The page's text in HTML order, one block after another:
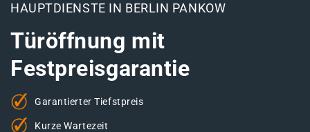
HAUPTDIENSTE IN BERLIN PANKOW
Türöffnung mit
Festpreisgarantie
Garantierter Tiefstpreis
Kurze Wartezeit